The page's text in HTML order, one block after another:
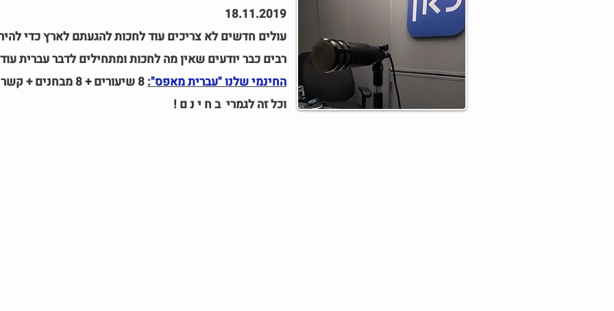
18.11.2019
עולים חדשים לא צריכים עוד לחכות להגעתם לארץ כדי
רבים כבר יודעים שאין מה לחכות ומתחילים לדבר עברית
החינמי שלנו "עברית מאפס":
וכל זה לגמרי ב ח י נ ם !